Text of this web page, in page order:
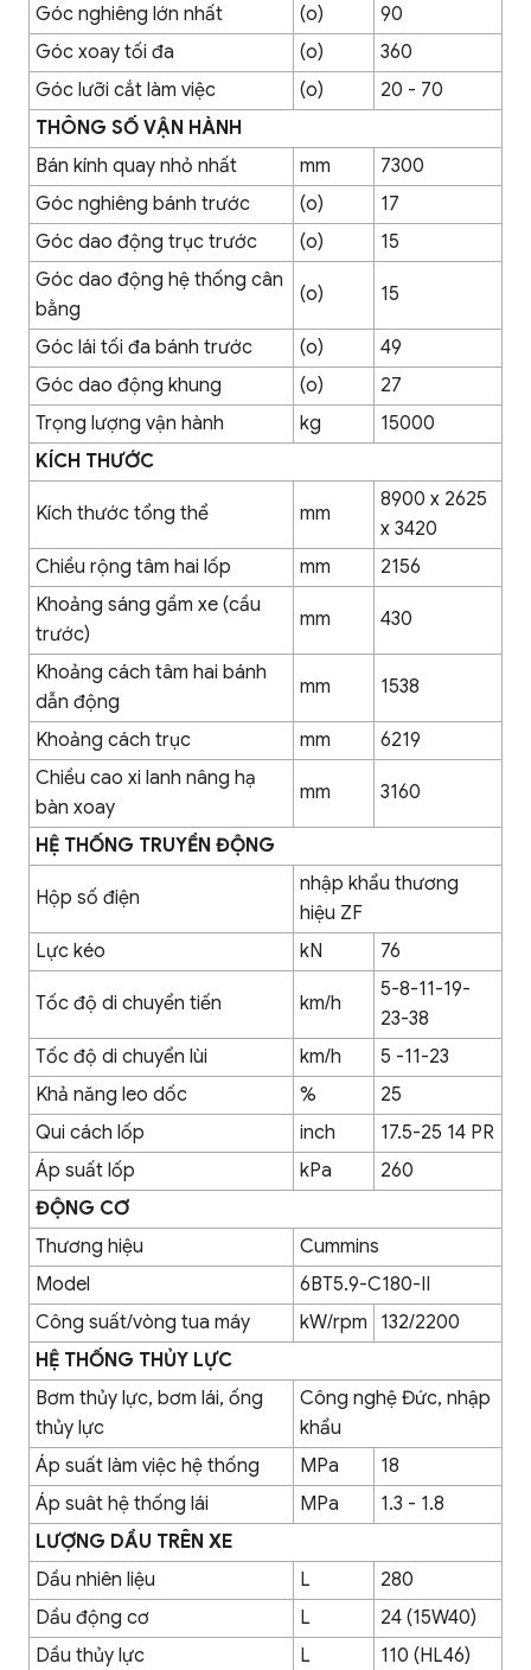
Góc nghiêng lớn nhất
(o)
90
Góc xoay tối đa
(o)
360
Góc lưỡi cắt làm việc
(o)
20 - 70
THÔNG SỐ VẬN HÀNH
Bán kính quay nhỏ nhất
mm
7300
Góc nghiêng bánh trước
(o)
17
Góc dao động trục trước
(o)
15
Góc dao động hệ thống cân
bằng
(o) 15
Góc lái tối đa bánh trước (o)
49
Góc dao động khung
(o)
27
Trọng lượng vận hành
kg
15000
KÍCH THƯỚC
Kích thước tổng thể mm
8900 x 2625
x 3420
Chiều rộng tâm hai lốp
mm
2156
Khoảng sáng gầm xe (cầu
trước)
mm 430
Khoảng cách tâm hai bánh
dẫn động
mm 1538
Khoảng cách trục mm
6219
Chiều cao xi lanh nâng hạ
bàn xoay
mm 3160
HỆ THỐNG TRUYỀN ĐỘNG
Hộp số điện
nhập khẩu thương
hiệu ZF
Lực kéo
kN 76
Tốc độ di chuyển tiến km/h
5-8-11-19-
23-38
Tốc độ di chuyển lùi
km/h
5 -11-23
Khả năng leo dốc
%
25
Qui cách lốp
inch
17.5-25 14 PR
Áp suất lốp
kPa
260
ĐỘNG CƠ
Thương hiệu
Cummins
Model
6BT5.9-C180-II
Công suất/vòng tua máy
kW/rpm
132/2200
HỆ THỐNG THỦY LỰC
Bơm thủy lực, bơm lái, ống
thủy lực
Công nghệ Đức, nhập
khẩu
Áp suất làm việc hệ thống
MPa
18
Áp suât hệ thống lái
MPa
1.3 - 1.8
LƯỢNG DẦU TRÊN XE
Dầu nhiên liệu
L
280
Dầu động cơ
L
24 (15W40)
Dầu thủy lực
L 110 (HL46)